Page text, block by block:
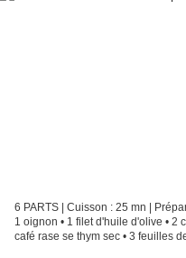
6 PARTS | Cuisson : 25 mn |
1 oignon • 1 filet d'huile d'olive • 2
café rase se thym sec • 3 feuilles